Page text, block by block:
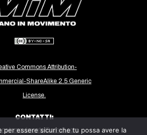
Commons Attribution-
ShareAlike 2.5 Generic
License.
CONTATTI:
per essere sicuri che tu possa avere la